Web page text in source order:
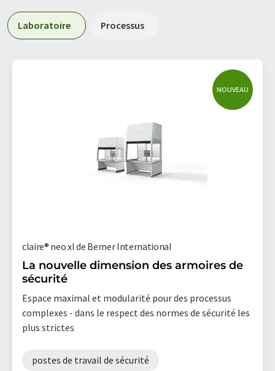
Laboratoire Processus
NOUVEAU
claire® neo xl de Berner International
La nouvelle dimension des armoires de
sécurité
Espace maximal et modularité pour des processus
complexes - dans le respect des normes de sécurité les
plus strictes
postes de travail de sécurité